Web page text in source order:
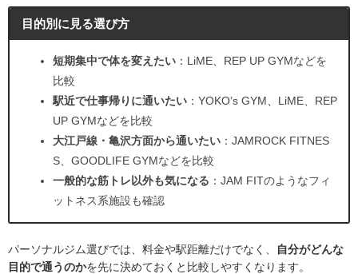
目的別に見る選び方
短期集中で体を変えたい ：LiME、REP UP GYMなどを
比較
駅近で仕事帰りに通いたい ：YOKO’s GYM、LiME、REP
UP GYMなどを比較
大江戸線・亀沢方面から通いたい ：JAMROCK FITNES
S、GOODLIFE GYMなどを比較
一般的な筋トレ以外も気になる ：JAM FITのようなフィ
ットネス系施設も確認
パーソナルジム選びでは、料金や駅距離だけでなく、
自分がどんな
目的で通うのかを先に決めておくと比較しやすくなります。